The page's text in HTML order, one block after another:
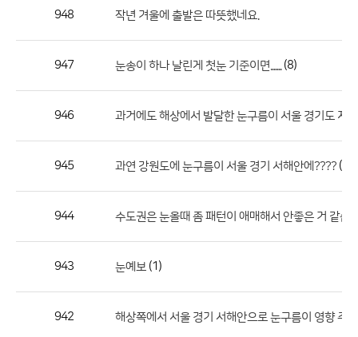
공
948 작년 겨울에 출발은 따뜻했네요.
947 눈송이 하나 날린게 첫눈 기준이면....... (8)
946 과거에도 해상에서 발달한 눈구름이 서울 경기도 지역
945 과연 강원도에 눈구름이 서울 경기 서해안에???? (2)
944 수도권은 눈올때 좀 패턴이 애매해서 안좋은 거 같습
943 눈예보 (1)
942 해상쪽에서 서울 경기 서해안으로 눈구름이 영향 주